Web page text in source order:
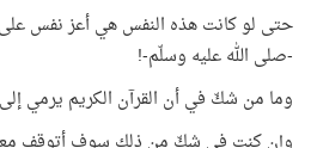
حتى لو كانت هذه النفس هي أعز نفس
-صلى الله عليه وسلّم-!
وما من شكّ في أن القرآن الكريم يرمي